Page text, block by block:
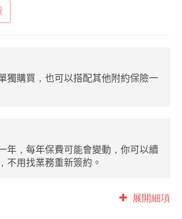
獨購買，也可以搭配其他附約保險一
年，每年保費可能會變動，你可以續
不用找業務重新簽約。
展開細項